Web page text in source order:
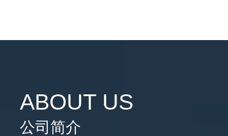
ABOUT US
公司简介